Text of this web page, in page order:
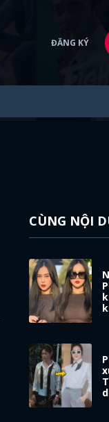
ĐĂNG KÝ
CÙNG NỘI